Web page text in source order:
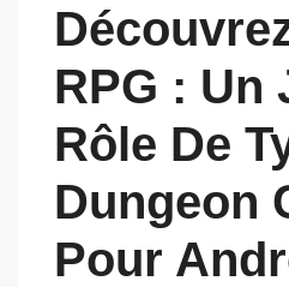
RPG : Un
Rôle De
Dungeon
Pour